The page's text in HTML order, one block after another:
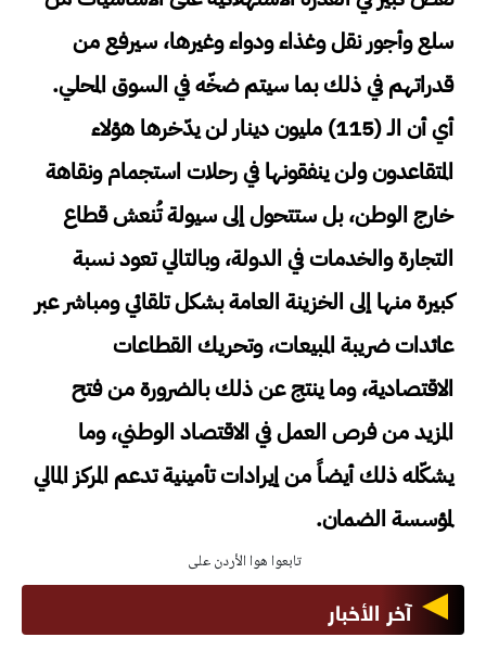
سلع وأجور نقل وغذاء ودواء وغيرها، سيرفع من
قدراتهم في ذلك بما سيتم ضخّه في السوق المحلي.
أي أن الـ (115) مليون دينار لن يدّخرها هؤلاء
المتقاعدون ولن ينفقونها في رحلات استجمام ونقاهة
خارج الوطن، بل ستتحول إلى سيولة تُنعش قطاع
التجارة والخدمات في الدولة، وبالتالي تعود نسبة
كبيرة منها إلى الخزينة العامة بشكل تلقائي ومباشر عبر
عائدات ضريبة المبيعات، وتحريك القطاعات
الاقتصادية، وما ينتج عن ذلك بالضرورة من فتح
المزيد من فرص العمل في الاقتصاد الوطني، وما
يشكّله ذلك أيضاً من إيرادات تأمينية تدعم المركز المالي
لمؤسسة الضمان.
تابعوا هوا الأردن على
آخر الأخبار